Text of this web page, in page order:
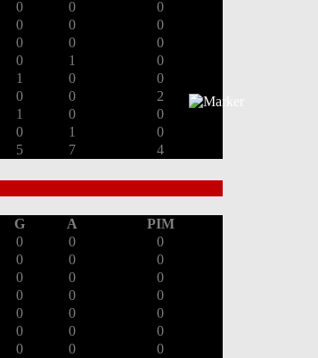
0 0
0
0 0
0
0 0
0
0 1
0
1 0
0
0 0
2
1 0
0
0 1
0
5 7 4
G A
PIM
0 0
0
0 0
0
0 0
0
0 0
0
0 0
0
0 0
0
0 0
0